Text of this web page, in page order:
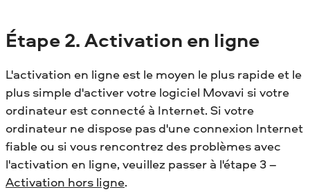
Étape 2. Activation en ligne
L'activation en ligne est le moyen le plus rapide et le
plus simple d'activer votre logiciel Movavi si votre
ordinateur est connecté à Internet. Si votre
ordinateur ne dispose pas d'une connexion Internet
fiable ou si vous rencontrez des problèmes avec
l'activation en ligne, veuillez passer à l'étape 3 –
Activation hors ligne.